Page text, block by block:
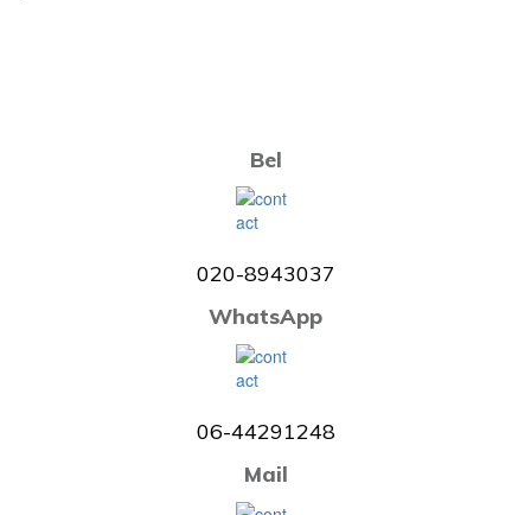
Bel
020-8943037
WhatsApp
06-44291248
Mail